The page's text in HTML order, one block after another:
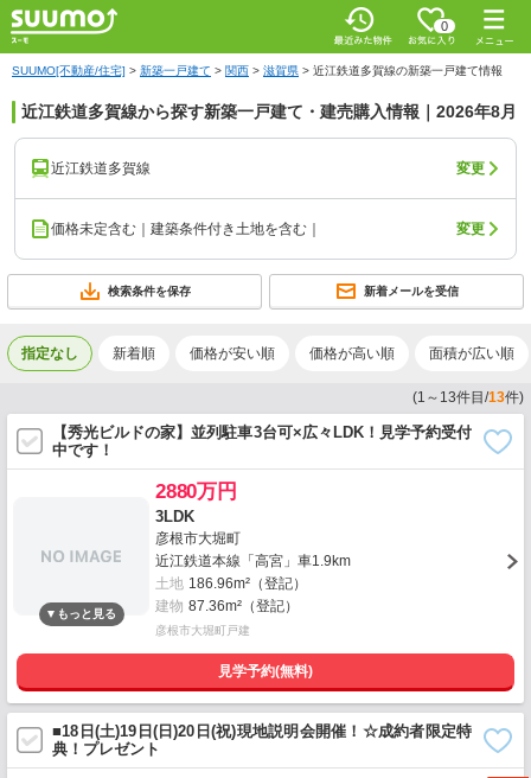
0
SUUMO[不動産/住宅] > 新築一戸建て > 関西 > 滋賀県 > 近江鉄道多賀線の新築一戸建て情報
近江鉄道多賀線から探す新築一戸建て・建売購入情報｜2026年8月
近江鉄道多賀線 変更
価格未定含む｜建築条件付き土地を含む｜ 変更
検索条件を保存 新着メールを受信
指定なし 新着順 価格が安い順 価格が高い順 面積が広い順
(1 ～ 13件目/13件)
【秀光ビルドの家】並列駐車3台可×広々LDK！見学予約受付
中です！
2880万円
3LDK
彦根市大堀町
近江鉄道本線「高宮」車1.9km
土地 186.96m²（登記）
建物 87.36m²（登記）
彦根市大堀町戸建
見学予約(無料)
■18日(土)19日(日)20日(祝)現地説明会開催！☆成約者限定特
典！プレゼント